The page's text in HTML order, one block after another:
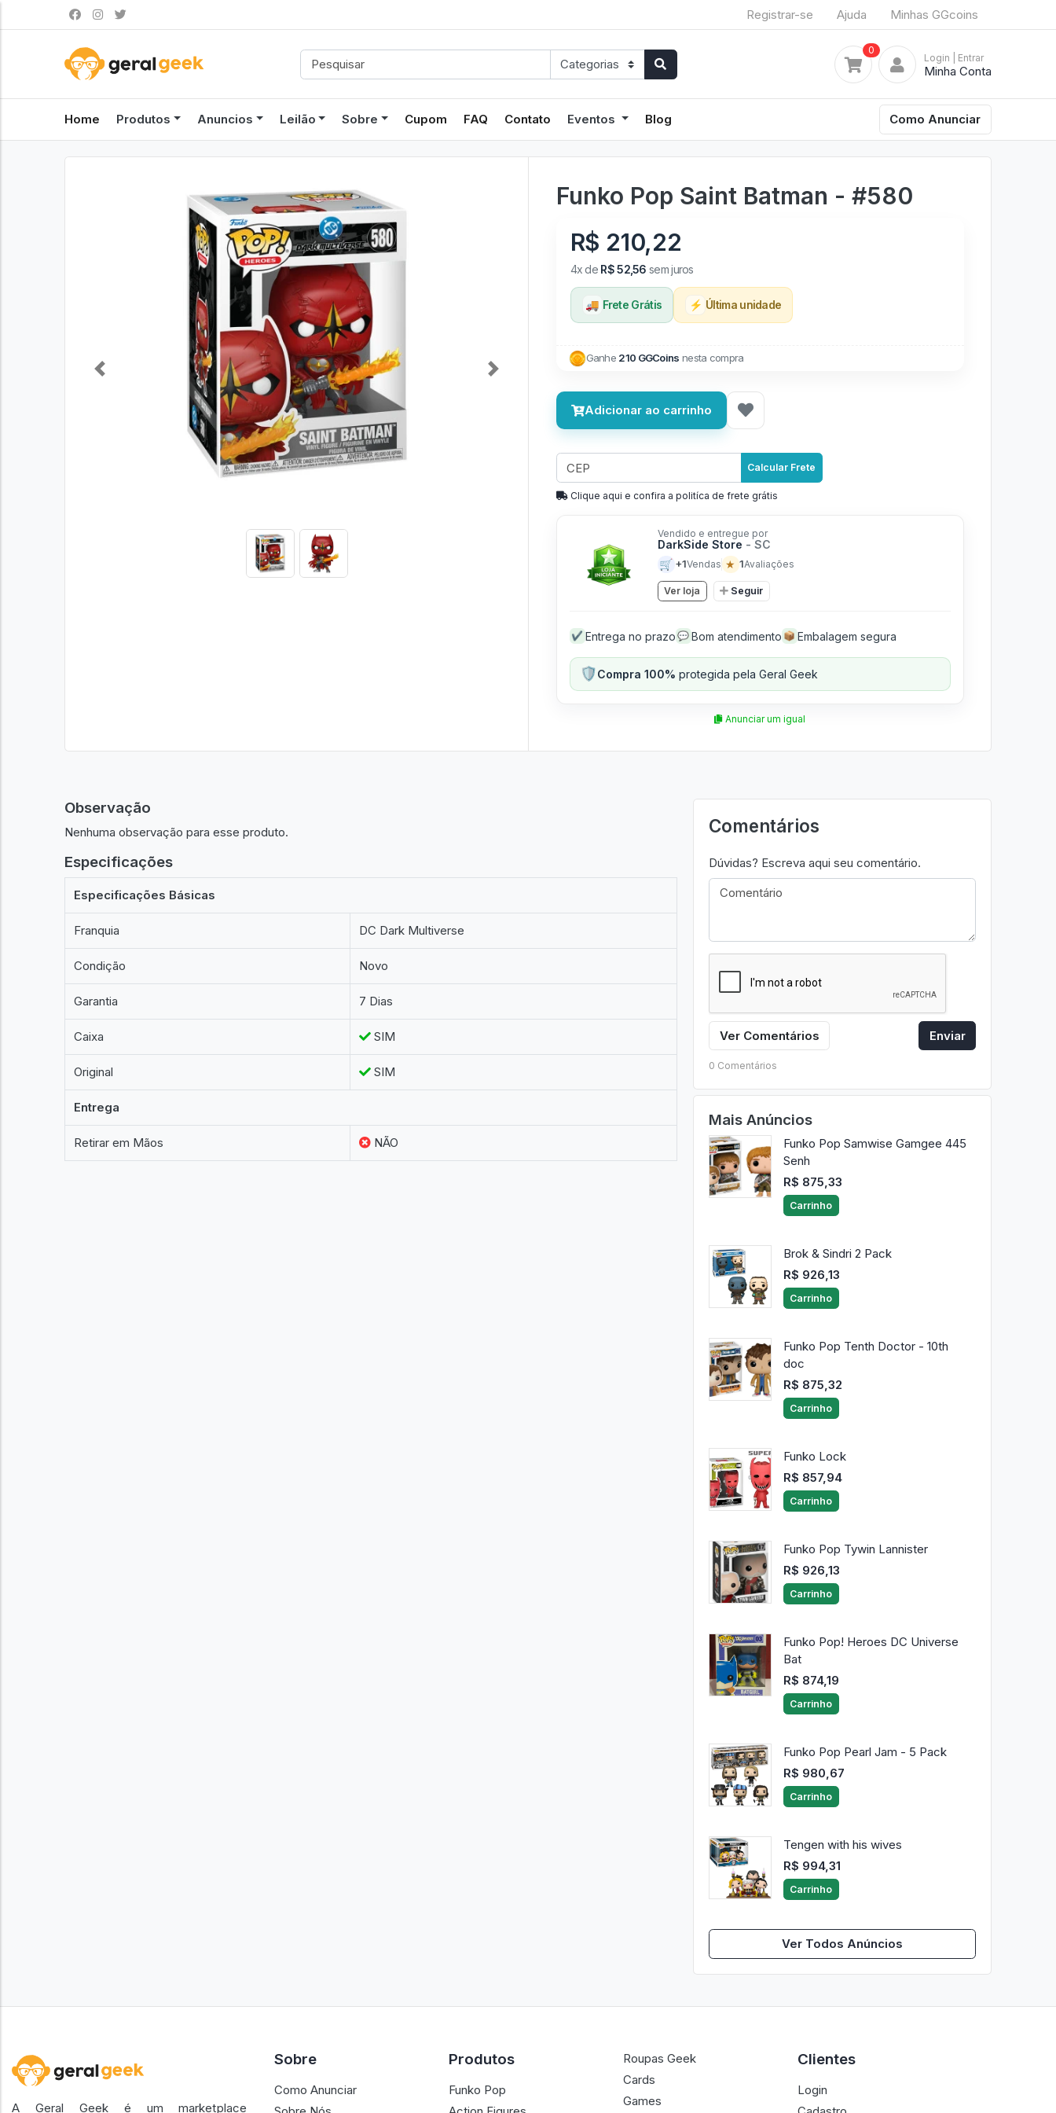
Registrar-se Ajuda Minhas GGcoins
0
Login | Entrar
Minha Conta
Home Produtos Anuncios Leilão Sobre Cupom FAQ Contato Eventos Blog Como Anunciar
Previous Next
Funko Pop Saint Batman - #580
R$ 210,22
4x de R$ 52,56 sem juros
🚚 Frete Grátis ⚡ Última unidade
Ganhe 210 GGCoins nesta compra
Adicionar ao carrinho
Calcular Frete
Clique aqui e confira a politíca de frete grátis
Vendido e entregue por
DarkSide Store - SC
🛒 +1Vendas ★ 1Avaliações
Ver loja Seguir
✔ Entrega no prazo 💬 Bom atendimento 📦 Embalagem segura
🛡️Compra 100% protegida pela Geral Geek
Anunciar um igual
Observação
Nenhuma observação para esse produto.
Especificações
Especificações Básicas
Franquia DC Dark Multiverse
Condição Novo
Garantia 7 Dias
Caixa SIM
Original SIM
Entrega
Retirar em Mãos NÃO
Comentários
Dúvidas? Escreva aqui seu comentário.
Ver Comentários Enviar
0 Comentários
Mais Anúncios
Funko Pop Samwise Gamgee 445
Senh
R$ 875,33
Carrinho
Brok & Sindri 2 Pack
R$ 926,13
Carrinho
Funko Pop Tenth Doctor - 10th
doc
R$ 875,32
Carrinho
Funko Lock
R$ 857,94
Carrinho
Funko Pop Tywin Lannister
R$ 926,13
Carrinho
Funko Pop! Heroes DC Universe
Bat
R$ 874,19
Carrinho
Funko Pop Pearl Jam - 5 Pack
R$ 980,67
Carrinho
Tengen with his wives
R$ 994,31
Carrinho
Ver Todos Anúncios
A Geral Geek é um marketplace
Sobre
Como Anunciar
Produtos
Funko Pop
Roupas Geek
Cards
Games
Clientes
Login